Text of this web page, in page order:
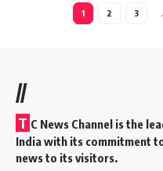
1 2 3
//
T C News Channel is the
India with its commitment
news to its visitors.